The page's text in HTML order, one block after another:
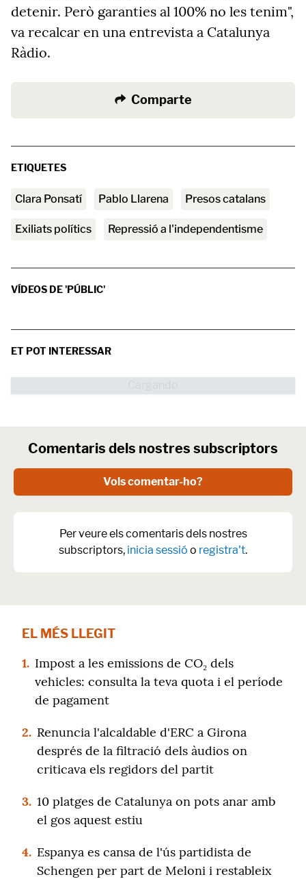
detenir. Però garanties al 100% no les tenim",
va recalcar en una entrevista a Catalunya
Ràdio.
Comparte
ETIQUETES
Clara Ponsatí Pablo Llarena presos catalans
exiliats polítics repressió a l'independentisme
VÍDEOS DE 'PÚBLIC'
ET POT INTERESSAR
Comentaris dels nostres subscriptors
Vols comentar-ho?
Per veure els comentaris dels nostres
subscriptors, inicia sessió o registra't.
EL MÉS LLEGIT
1. Impost a les emissions de CO₂ dels
vehicles: consulta la teva quota i el període
de pagament
2. Renuncia l'alcaldable d'ERC a Girona
després de la filtració dels àudios on
criticava els regidors del partit
3. 10 platges de Catalunya on pots anar amb
el gos aquest estiu
4. Espanya es cansa de l'ús partidista de
Schengen per part de Meloni i restableix